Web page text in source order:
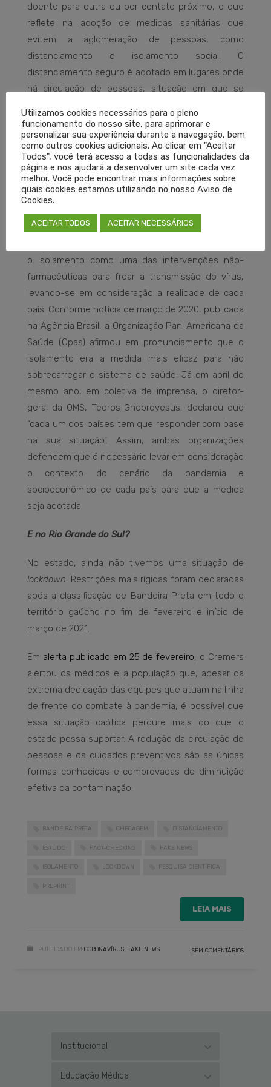
doente para outra ou por contato próximo, o que
reflete na adoção de medidas sanitárias que
evitem a aglomeração de pessoas, como
distanciamento e isolamento social. O
distanciamento seguro é adotado em lugares onde
há circulação de pessoas, situação em que se
para evitar a contaminação por aerossóis. Já o
isolamento é considerado como umlockdown , ou
seja, a completa e restrita circulação de pessoas
(confinamento) a fim de que a transmissão do vírus
seja freada de maneira mais rigorosa.
O que diz a OMS?
o isolamento como uma das intervenções não-
farmacêuticas para frear a transmissão do vírus,
levando-se em consideração a realidade de cada
país. Conforme notícia de março de 2020, publicada
na Agência Brasil, a Organização Pan-Americana da
Saúde (Opas) afirmou em pronunciamento que o
isolamento era a medida mais eficaz para não
sobrecarregar o sistema de saúde. Já em abril do
mesmo ano, em coletiva de imprensa, o diretor-
geral da OMS, Tedros Ghebreyesus, declarou que
“cada um dos países tem que responder com base
na sua situação”. Assim, ambas organizações
defendem que é necessário levar em consideração
o contexto do cenário da pandemia e
socioeconômico de cada país para que a medida
seja adotada.
E no Rio Grande do Sul?
No estado, ainda não tivemos uma situação de
lockdown. Restrições mais rígidas foram declaradas
após a classificação de Bandeira Preta em todo o
território gaúcho no fim de fevereiro e início de
março de 2021.
Em alerta publicado em 25 de fevereiro, o Cremers
alertou os médicos e a população que, apesar da
extrema dedicação das equipes que atuam na linha
de frente do combate à pandemia, é possível que
essa situação caótica perdure mais do que o
estado possa suportar. A redução da circulação de
pessoas e os cuidados preventivos são as únicas
formas conhecidas e comprovadas de diminuição
efetiva da contaminação.
BANDEIRA PRETA CHECAGEM DISTANCIAMENTO
ESTUDO FACT-CHECKING FAKE NEWS
ISOLAMENTO LOCKDOWN PESQUISA CIENTÍFICA
PREPRINT
LEIA MAIS
PUBLICADO EM CORONAVÍRUS FAKE NEWS SEM COMENTÁRIOS
Institucional
Educação Médica
Utilizamos cookies necessários para o pleno
funcionamento do nosso site, para aprimorar e
personalizar sua experiência durante a navegação, bem
como outros cookies adicionais. Ao clicar em "Aceitar
Todos", você terá acesso a todas as funcionalidades da
página e nos ajudará a desenvolver um site cada vez
melhor. Você pode encontrar mais informações sobre
quais cookies estamos utilizando no nosso Aviso de
Cookies.
ACEITAR TODOS ACEITAR NECESSÁRIOS